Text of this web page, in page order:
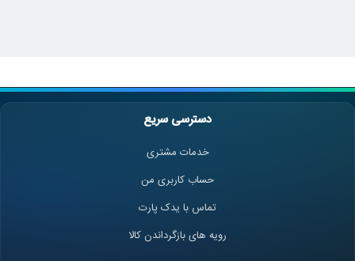
دسترسی سریع
خدمات مشتری
حساب کاربری من
تماس با یدک پارت
رویه های بازگرداندن کالا